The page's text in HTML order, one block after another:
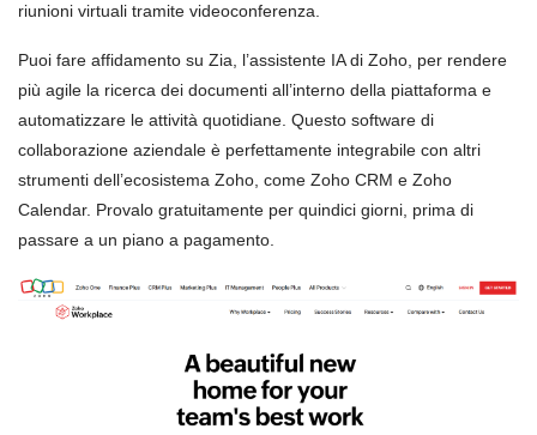
riunioni virtuali tramite videoconferenza.
Puoi fare affidamento su Zia, l’assistente IA di Zoho, per rendere
più agile la ricerca dei documenti all’interno della piattaforma e
automatizzare le attività quotidiane. Questo software di
collaborazione aziendale è perfettamente integrabile con altri
strumenti dell’ecosistema Zoho, come Zoho CRM e Zoho
Calendar. Provalo gratuitamente per quindici giorni, prima di
passare a un piano a pagamento.